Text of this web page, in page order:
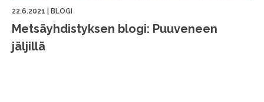
22.6.2021 BLOGI
Metsäyhdistyksen blogi: Puuveneen
jäljillä